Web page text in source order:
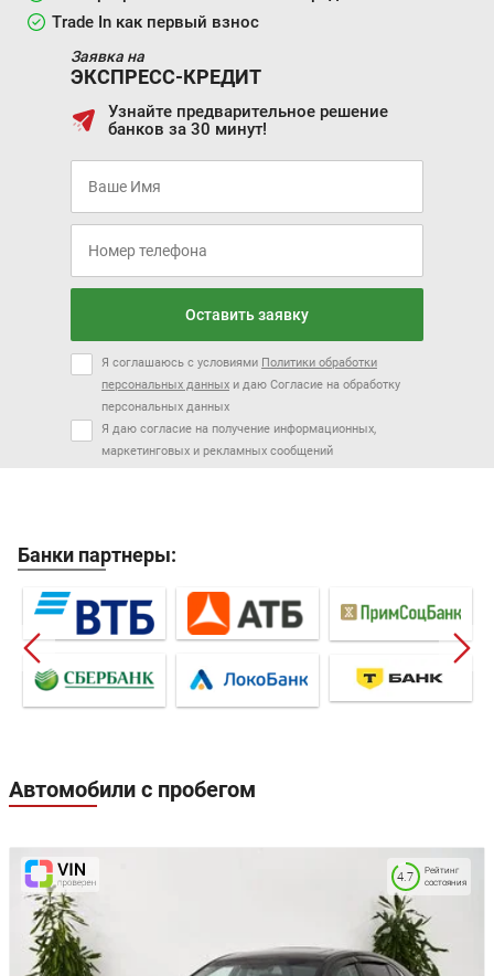
Trade In как первый взнос
Заявка на
ЭКСПРЕСС-КРЕДИТ
Узнайте предварительное решение
банков за 30 минут!
Оставить заявку
Я соглашаюсь с условиями Политики обработки
персональных данных и даю Согласие на обработку
персональных данных
Я даю согласие на получение информационных,
маркетинговых и рекламных сообщений
Банки партнеры:
Автомобили с пробегом
Рейтинг
состояния
4.7